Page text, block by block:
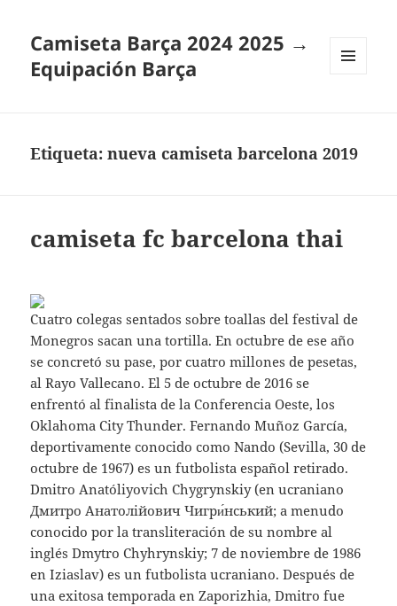
Camiseta Barça 2024 2025 →
Equipación Barça
Etiqueta:nueva camiseta barcelona 2019
camiseta fc barcelona thai
Cuatro colegas sentados sobre toallas del festival de
Monegros sacan una tortilla. En octubre de ese año
se concretó su pase, por cuatro millones de pesetas,
al Rayo Vallecano. El 5 de octubre de 2016 se
enfrentó al finalista de la Conferencia Oeste, los
Oklahoma City Thunder. Fernando Muñoz García,
deportivamente conocido como Nando (Sevilla, 30 de
octubre de 1967) es un futbolista español retirado.
Dmitro Anatóliyovich Chygrynskiy (en ucraniano
Дмитро Анатолійович Чигри́нський; a menudo
conocido por la transliteración de su nombre al
inglés Dmytro Chyhrynskiy; 7 de noviembre de 1986
en Iziaslav) es un futbolista ucraniano. Después de
una exitosa temporada en Zaporizhia, Dmitro fue